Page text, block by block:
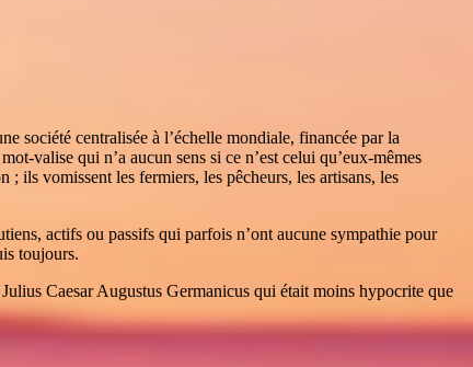
société centralisée à l’échelle mondiale, financée par la
valise qui n’a aucun sens si ce n’est celui qu’eux-mêmes
; ils vomissent les fermiers, les pêcheurs, les artisans, les
actifs ou passifs qui parfois n’ont aucune sympathie pour
toujours.
Caesar Augustus Germanicus qui était moins hypocrite que